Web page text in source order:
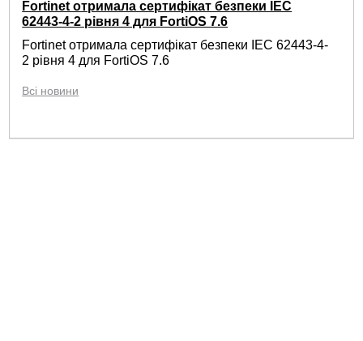
Fortinet отримала сертифікат безпеки IEC
62443-4-2 рівня 4 для FortiOS 7.6
Fortinet отримала сертифікат безпеки IEC 62443-4-
2 рівня 4 для FortiOS 7.6
Всі новини